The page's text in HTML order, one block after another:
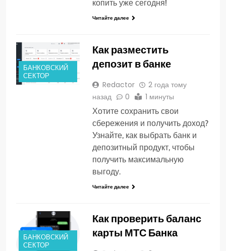
копить уже сегодня!
Читайте далее
БАНКОВСКИЙ
СЕКТОР
Как разместить
депозит в банке
Redactor
2 года тому
назад
0 1 минуты
Хотите сохранить свои
сбережения и получить доход?
Узнайте, как выбрать банк и
депозитный продукт, чтобы
получить максимальную
выгоду.
Читайте далее
БАНКОВСКИЙ
СЕКТОР
Как проверить баланс
карты МТС Банка